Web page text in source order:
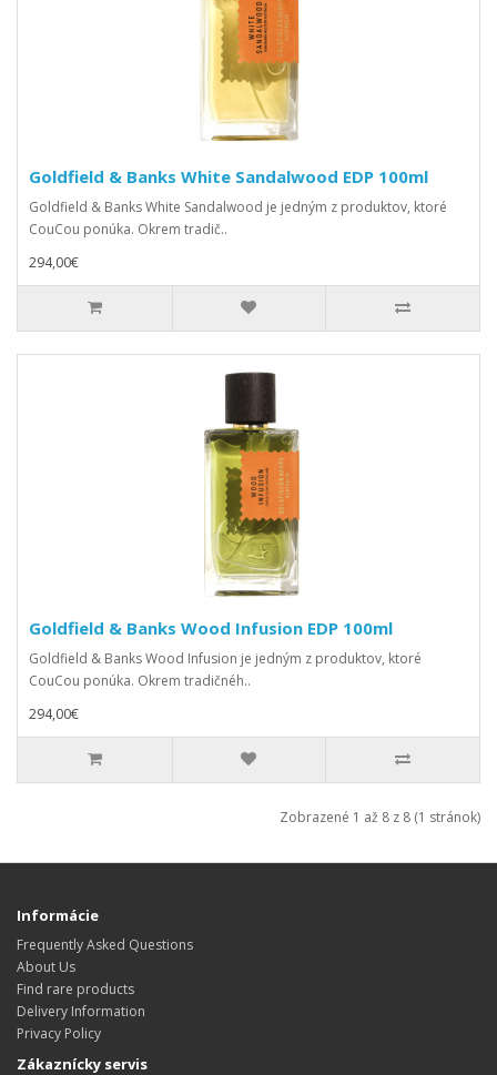
Goldfield & Banks White Sandalwood EDP 100ml
Goldfield & Banks White Sandalwood je jedným z produktov, ktoré
CouCou ponúka. Okrem tradič..
294,00€
Goldfield & Banks Wood Infusion EDP 100ml
Goldfield & Banks Wood Infusion je jedným z produktov, ktoré
CouCou ponúka. Okrem tradičnéh..
294,00€
Zobrazené 1 až 8 z 8 (1 stránok)
Informácie
Frequently Asked Questions
About Us
Find rare products
Delivery Information
Privacy Policy
Zákaznícky servis